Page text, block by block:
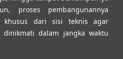
proses pembangunannya
khusus dari sisi teknis agar
dalam jangka waktu